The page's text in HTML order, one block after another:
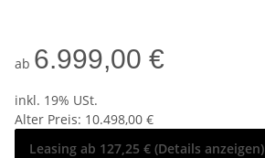
ab 6.999,00 €
inkl. 19% USt.
Alter Preis: 10.498,00 €
Leasing ab 127,25 € (Details anzeigen)